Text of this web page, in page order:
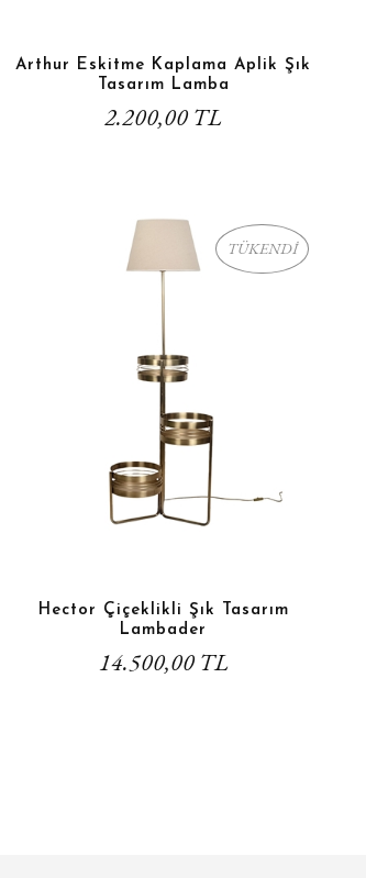
Arthur Eskitme Kaplama Aplik Şık
Tasarım Lamba
2.200,00 TL
TÜKENDİ
Hector Çiçeklikli Şık Tasarım
Lambader
14.500,00 TL